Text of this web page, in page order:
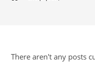
There aren't any posts